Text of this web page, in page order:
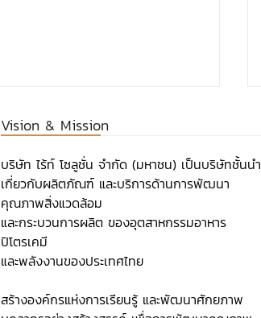
รับมอบประกาศนียบัตรและเชิดชู
เกียรติ รับตราสัญลักษณ์
Thailand Trust Mark (T
บริษัท ไร้ท์ โซลูชั่น จำกัด (มหาชน) เป็นบริษัทชั้นนำ
เกี่ยวกับผลิตภัณฑ์ และบริการด้านการพัฒนา
คุณภาพสิ่งแวดล้อม
และกระบวนการผลิต ของอุตสาหกรรมอาหาร
ปิโตรเคมี
และพลังงานของประเทศไทย​
สร้างองค์กรแห่งการเรียนรู้ และพัฒนาศักยภาพ
Vision & Mission